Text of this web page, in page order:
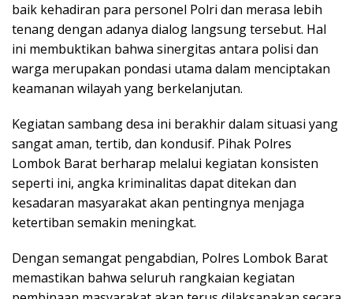
baik kehadiran para personel Polri dan merasa lebih
tenang dengan adanya dialog langsung tersebut. Hal
ini membuktikan bahwa sinergitas antara polisi dan
warga merupakan pondasi utama dalam menciptakan
keamanan wilayah yang berkelanjutan.
Kegiatan sambang desa ini berakhir dalam situasi yang
sangat aman, tertib, dan kondusif. Pihak Polres
Lombok Barat berharap melalui kegiatan konsisten
seperti ini, angka kriminalitas dapat ditekan dan
kesadaran masyarakat akan pentingnya menjaga
ketertiban semakin meningkat.
Dengan semangat pengabdian, Polres Lombok Barat
memastikan bahwa seluruh rangkaian kegiatan